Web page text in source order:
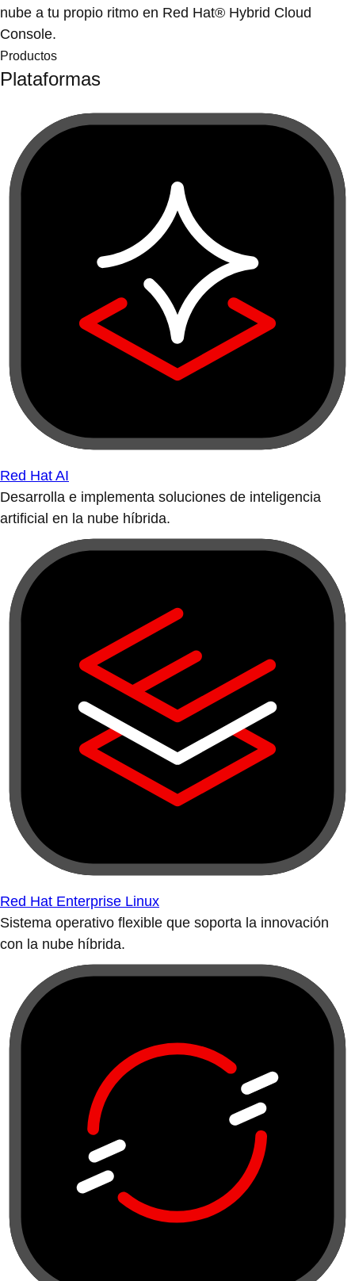
nube a tu propio ritmo en Red Hat® Hybrid Cloud
Console.
Productos
Plataformas
Red Hat AI
Desarrolla e implementa soluciones de inteligencia
artificial en la nube híbrida.
Red Hat Enterprise Linux
Sistema operativo flexible que soporta la innovación
con la nube híbrida.